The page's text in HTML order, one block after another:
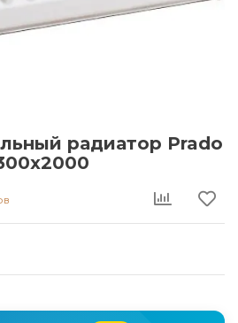
радиатор Prado